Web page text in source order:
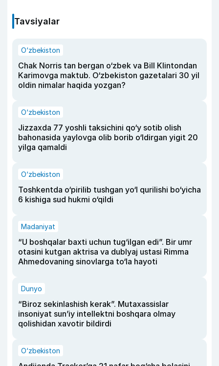
Tavsiyalar
O‘zbekiston
Chak Norris tan bergan o‘zbek va Bill Klintondan
Karimovga maktub. O‘zbekiston gazetalari 30 yil
oldin nimalar haqida yozgan?
O‘zbekiston
Jizzaxda 77 yoshli taksichini qo‘y sotib olish
bahonasida yaylovga olib borib o‘ldirgan yigit 20
yilga qamaldi
O‘zbekiston
Toshkentda o‘pirilib tushgan yo‘l qurilishi bo‘yicha
6 kishiga sud hukmi o‘qildi
Madaniyat
“U boshqalar baxti uchun tug‘ilgan edi”. Bir umr
otasini kutgan aktrisa va dublyaj ustasi Rimma
Ahmedovaning sinovlarga to‘la hayoti
Dunyo
“Biroz sekinlashish kerak”. Mutaxassislar
insoniyat sun’iy intellektni boshqara olmay
qolishidan xavotir bildirdi
O‘zbekiston